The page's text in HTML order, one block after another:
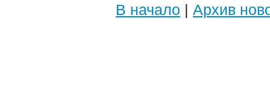
В начало | Архив